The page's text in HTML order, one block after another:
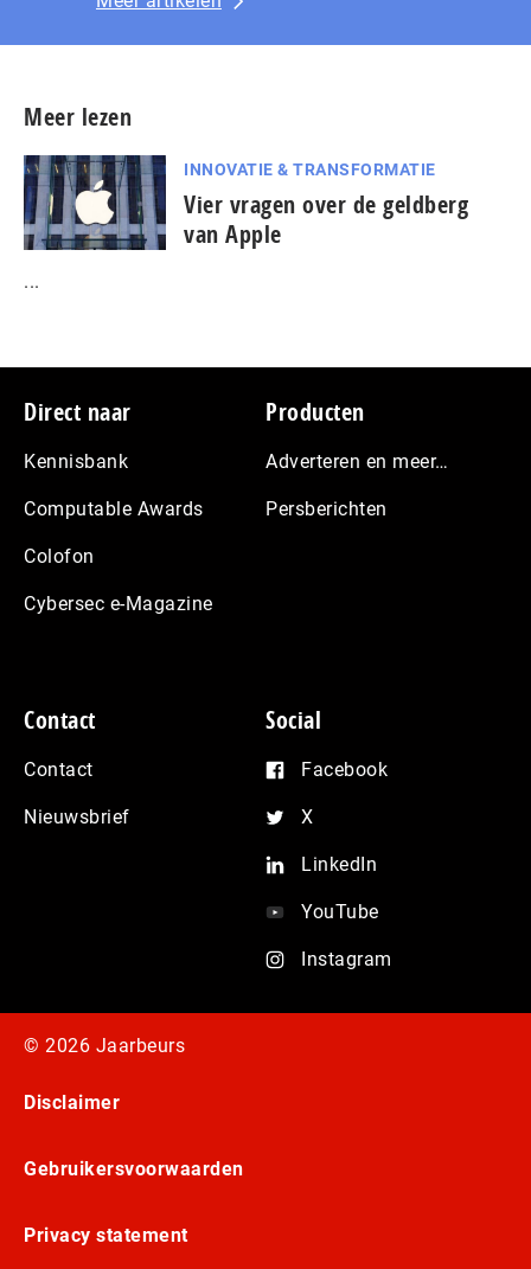
Meer lezen
INNOVATIE & TRANSFORMATIE
Vier vragen over de geldberg
van Apple
...
Footer
Direct naar
Kennisbank
Computable Awards
Colofon
Cybersec e-Magazine
Producten
Adverteren en meer…
Persberichten
Contact
Contact
Nieuwsbrief
Social
Facebook
X
LinkedIn
YouTube
Instagram
© 2026 Jaarbeurs
Disclaimer
Gebruikersvoorwaarden
Privacy statement